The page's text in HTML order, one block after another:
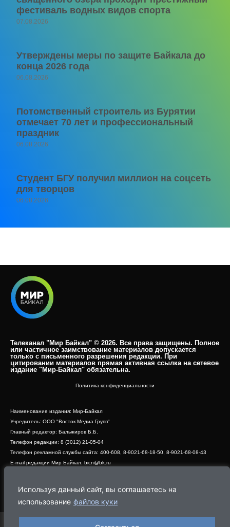
Используя данный сайт, вы соглашаетесь на
использование файлов куки
фестиваль водных видов спорта
07.08.2026
Утверждены меры по защите Байкала до
конца 2026 года
06.08.2026
Потомственный строитель из Бурятии
отмечает 70 лет и профессиональный
праздник
06.08.2026
Студент БГУ получил миллион на соцсеть
для творцов
06.08.2026
Телеканал "Мир Байкал" © 2026. Все права защищены. Полное
или частичное заимствование материалов допускается
только с письменного разрешения редакции. При
цитировании материалов прямая активная ссылка на сетевое
издание "Мир-Байкал" обязательна.​
Политика конфиденциальности
Наименование издания: Мир-Байкал
Учредитель: ООО "Восток Медиа Групп"
Главный редактор: Бальжиров Б.Б.
Телефон редакции: 8 (3012) 21-05-04
Телефон рекламной службы сайта: 400-608, 8-9021-68-18-50, 8-9021-68-08-43
E-mail редакции Мир Байкал: bicn@bk.ru
Адрес редакции: 670000, г. Улан-Удэ, ул. Профсоюзная, дом 44, офис 1